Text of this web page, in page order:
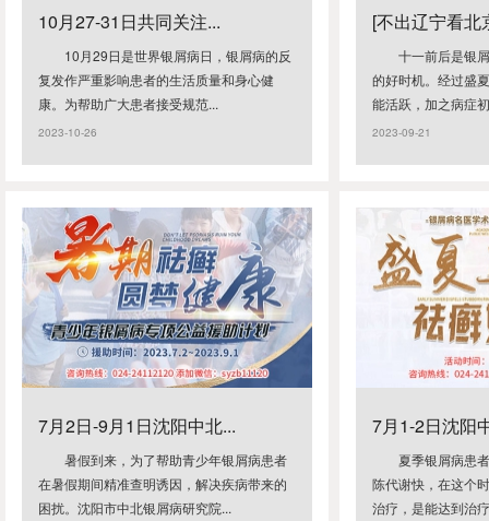
10月27-31日共同关注...
10月29日是世界银屑病日，银屑病的反
复发作严重影响患者的生活质量和身心健
康。为帮助广大患者接受规范...
2023-10-26
[不出辽宁看北
十一前后是银
的好时机。经过盛
能活跃，加之病症
2023-09-21
7月2日-9月1日沈阳中北...
暑假到来，为了帮助青少年银屑病患者
在暑假期间精准查明诱因，解决疾病带来的
困扰。沈阳市中北银屑病研究院...
7月1-2日沈阳
夏季银屑病患
陈代谢快，在这个
治疗，是能达到治